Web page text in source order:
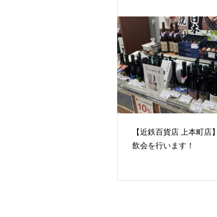
【近鉄百貨店 上本町店
飲会を行います！